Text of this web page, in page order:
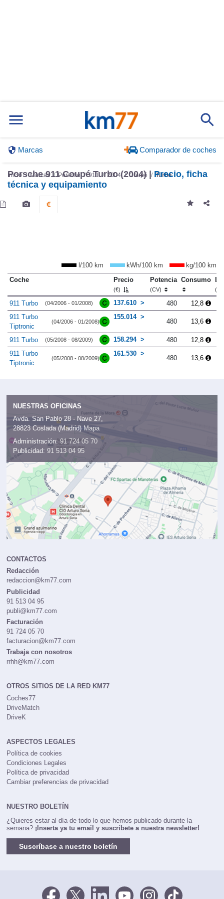
Marcas Comparador de coches
Inicio Marcas Porsche 911 2004 Coupé Turbo
Porsche 911 Coupé Turbo (2004) |Precio, ficha
técnica y equipamiento
l/100 km kWh/100 km
kg/100 km
Coche
Precio
(€)
Potencia
(CV)
Consumo
911 Turbo (04/2006 - 01/2008) 137.610 480
12,8
911 Turbo
Tiptronic
(04/2006 - 01/2008)
155.014
480 13,6
911 Turbo (05/2008 - 08/2009) 158.294 480
12,8
911 Turbo
Tiptronic
(05/2008 - 08/2009)
161.530
480 13,6
NUESTRAS OFICINAS
Avda. San Pablo 28 - Nave 27,
28823 Coslada (Madrid) Mapa
Administración: 91 724 05 70
Publicidad: 91 513 04 95
CONTACTOS
Redacción
redaccion@km77.com
Publicidad
91 513 04 95
publi@km77.com
Facturación
91 724 05 70
facturacion@km77.com
Trabaja con nosotros
rrhh@km77.com
OTROS SITIOS DE LA RED KM77
Coches77
DriveMatch
DriveK
ASPECTOS LEGALES
Política de cookies
Condiciones Legales
Política de privacidad
Cambiar preferencias de privacidad
NUESTRO BOLETÍN
¿Quieres estar al día de todo lo que hemos publicado durante la
semana? ¡Inserta ya tu email y suscríbete a nuestra newsletter!
Suscríbase a nuestro boletín